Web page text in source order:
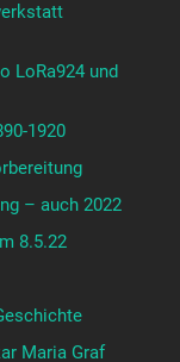
LoRa924 und
1920
– auch 2022
8.5.22
Maria Graf